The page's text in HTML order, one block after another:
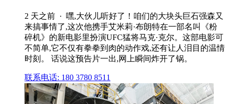
2 天之前 · 嘿,大伙儿听好了！咱们的大块头巨石强森又
来搞事情了,这次他携手艾米莉·布朗特在一部名叫《粉
碎机》的新电影里扮演UFC猛将马克·克尔。这部电影可
不简单,它不仅有拳拳到肉的动作戏,还有让人泪目的温情
时刻。 话说这预告片一出,网上瞬间炸开了锅。
联系电话: 180 3780 8511